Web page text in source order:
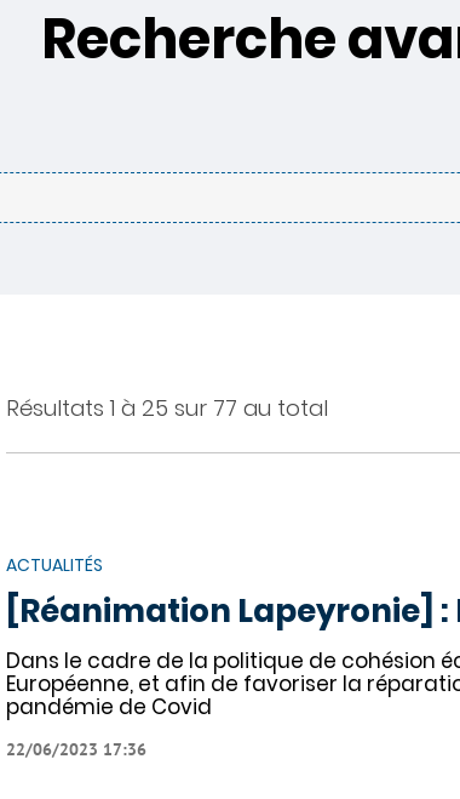
Recherche
Résultats 1 à 25 sur 77 au total
ACTUALITÉS
[Réanimation Lapeyronie] :
Dans le cadre de la politique de cohésion
Européenne, et afin de favoriser la
pandémie de Covid
22/06/2023 17:36